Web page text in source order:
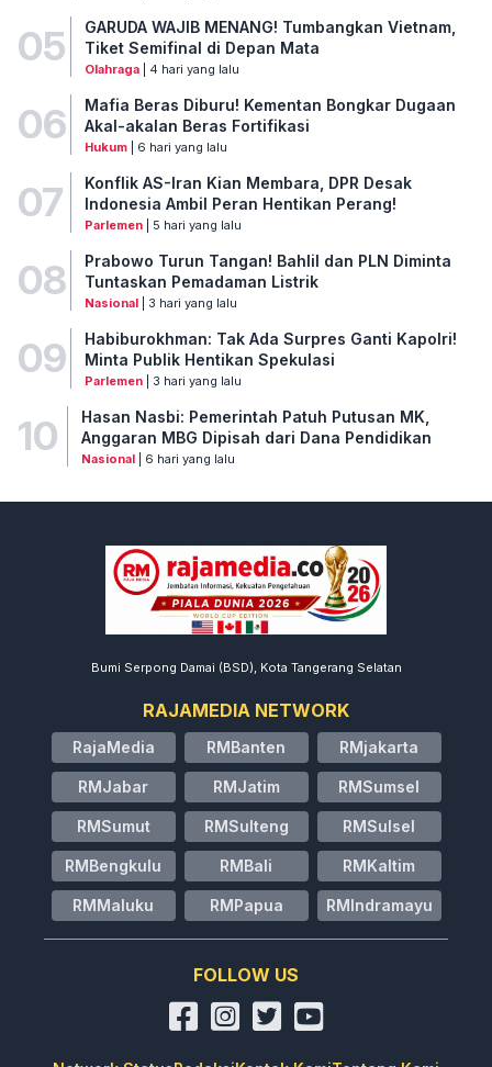
05
GARUDA WAJIB MENANG! Tumbangkan Vietnam,
Tiket Semifinal di Depan Mata
Olahraga| 4 hari yang lalu
06
Mafia Beras Diburu! Kementan Bongkar Dugaan
Akal-akalan Beras Fortifikasi
Hukum| 6 hari yang lalu
07
Konflik AS-Iran Kian Membara, DPR Desak
Indonesia Ambil Peran Hentikan Perang!
Parlemen| 5 hari yang lalu
08
Prabowo Turun Tangan! Bahlil dan PLN Diminta
Tuntaskan Pemadaman Listrik
Nasional| 3 hari yang lalu
09
Habiburokhman: Tak Ada Surpres Ganti Kapolri!
Minta Publik Hentikan Spekulasi
Parlemen| 3 hari yang lalu
10
Hasan Nasbi: Pemerintah Patuh Putusan MK,
Anggaran MBG Dipisah dari Dana Pendidikan
Nasional| 6 hari yang lalu
Bumi Serpong Damai (BSD), Kota Tangerang Selatan
RAJAMEDIA NETWORK
RajaMedia RMBanten RMjakarta
RMJabar RMJatim RMSumsel
RMSumut RMSulteng RMSulsel
RMBengkulu RMBali RMKaltim
RMMaluku RMPapua RMIndramayu
FOLLOW US